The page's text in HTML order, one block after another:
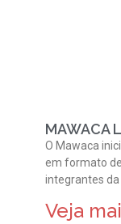
MAWACA
O Mawaca
em formato
integrantes
Veja